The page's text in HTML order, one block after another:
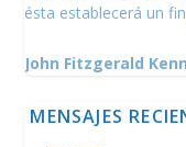
ésta establecerá un
John Fitzgerald
MENSAJES